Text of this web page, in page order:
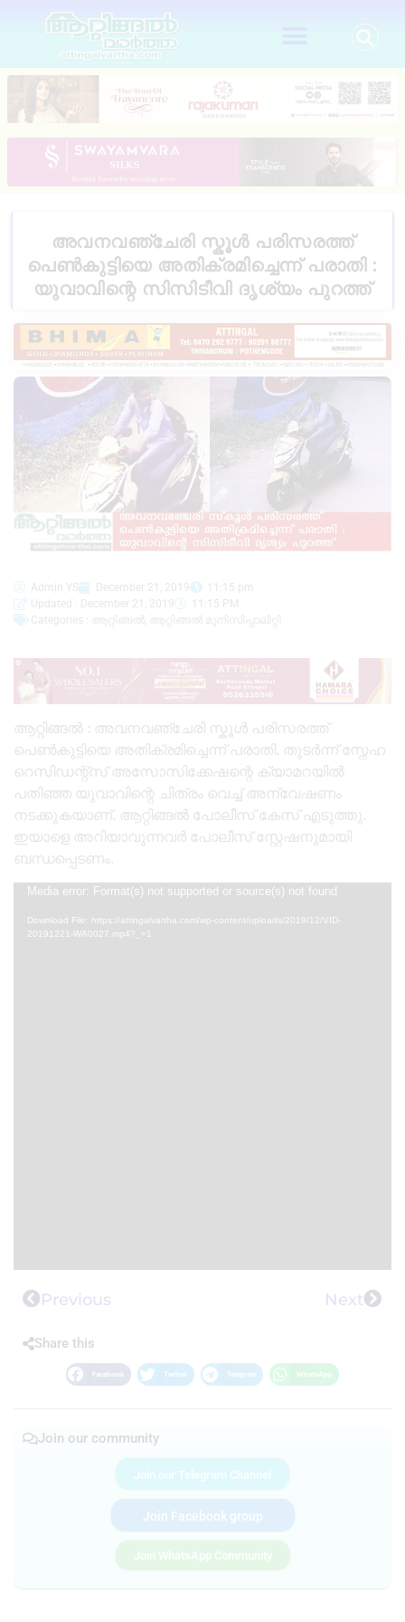
അവനവഞ്ചേരി സ്കൂൾ പരിസരത്ത്
പെൺകുട്ടിയെ അതിക്രമിച്ചെന്ന് പരാതി :
യുവാവിന്റെ സിസിടീവി ദൃശ്യം പുറത്ത്
Admin YS December 21, 2019
11:15 pm
Updated : December 21, 2019
11:15 PM
Categories :
ആറ്റിങ്ങൽ ആറ്റിങ്ങൽ മുനിസിപ്പാലിറ്റി
ആറ്റിങ്ങൽ : അവനവഞ്ചേരി സ്കൂൾ പരിസരത്ത്
പെൺകുട്ടിയെ അതിക്രമിച്ചെന്ന് പരാതി. തുടർന്ന് സ്നേഹ
റെസിഡന്റ്‌സ് അസോസിക്കേഷന്റെ ക്യാമറയിൽ
പതിഞ്ഞ യുവാവിന്റെ ചിത്രം വെച്ച് അന്വേഷണം
നടക്കുകയാണ്. ആറ്റിങ്ങൽ പോലീസ് കേസ് എടുത്തു.
ഇയാളെ അറിയാവുന്നവർ പോലീസ് സ്റ്റേഷനുമായി
ബന്ധപ്പെടണം.
Video
Player
Media error: Format(s) not supported or source(s) not found
Download File: https://attingalvartha.com/wp-content/uploads/2019/12/VID-
20191221-WA0027.mp4?_=1
Previous Next
Share this
Facebook Twitter Telegram WhatsApp
Join our community
Join our Telegram Channel
Join Facebook group
Join WhatsApp Community